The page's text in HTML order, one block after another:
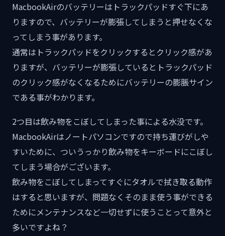
MacbookAirのバッテリーはトラックパッドすぐ下にあ
りますので、バッテリーが膨張してしまうと押せなくな
ってしまう事があります。
通常はトラックパッドをクリックするとクリック感があ
りますが、バッテリーが膨張しているとトラックパッド
のクリック感がなくなるためにバッテリーの膨脹サイン
である事がわかります。
2つ目は飲み物をこぼしてしまった事による水没です。
MacbookAirはノートパソコンですので持ち運びがしや
すいために、ついうっかり飲み物をキーボードにこぼし
てしまう場合がございます。
飲み物をこぼしてしまってすぐにタオルで拭き取る動作
はすると思いますが、問題なくそのまま使う事ができる
ためにメンテナンスなど一切せずに使うことって意外と
多いですよね？